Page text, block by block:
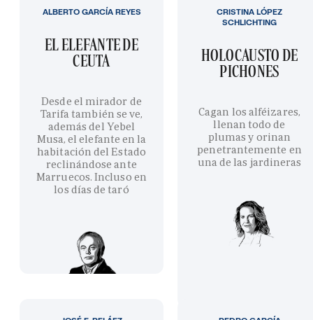
EL ELEFANTE DE
CEUTA
Desde el mirador de
Tarifa también se ve,
además del Yebel
Musa, el elefante en la
habitación del Estado
reclinándose ante
Marruecos. Incluso en
los días de taró
ALBERTO GARCÍA REYES
HOLOCAUSTO DE
PICHONES
Cagan los alféizares,
llenan todo de
plumas y orinan
penetrantemente en
una de las jardineras
CRISTINA LÓPEZ
SCHLICHTING